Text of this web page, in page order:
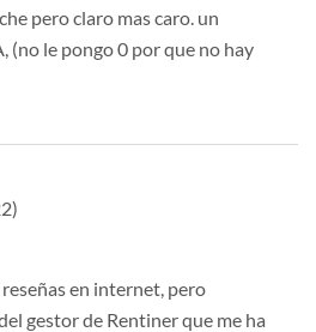
pero claro mas caro. un
(no le pongo 0 por que no hay
en internet, pero
gestor de Rentiner que me ha